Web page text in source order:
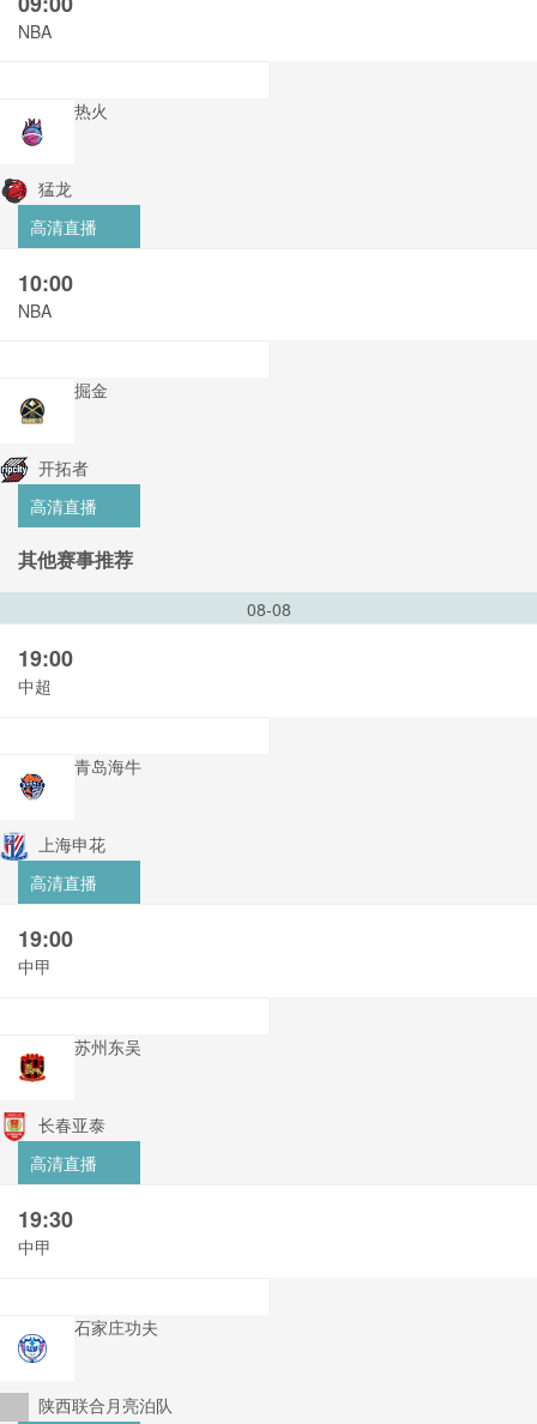
NBA
热火
猛龙
高清直播
10:00
NBA
掘金
开拓者
高清直播
其他赛事推荐
08-08
19:00
中超
青岛海牛
上海申花
高清直播
19:00
中甲
苏州东吴
长春亚泰
高清直播
19:30
中甲
石家庄功夫
陕西联合月亮泊队